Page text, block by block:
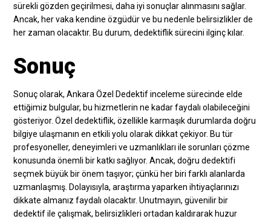
sürekli gözden geçirilmesi, daha iyi sonuçlar alınmasını sağlar.
Ancak, her vaka kendine özgüdür ve bu nedenle belirsizlikler de
her zaman olacaktır. Bu durum, dedektiflik sürecini ilginç kılar.
Sonuç
Sonuç olarak, Ankara Özel Dedektif inceleme sürecinde elde
ettiğimiz bulgular, bu hizmetlerin ne kadar faydalı olabileceğini
gösteriyor. Özel dedektiflik, özellikle karmaşık durumlarda doğru
bilgiye ulaşmanın en etkili yolu olarak dikkat çekiyor. Bu tür
profesyoneller, deneyimleri ve uzmanlıkları ile sorunları çözme
konusunda önemli bir katkı sağlıyor. Ancak, doğru dedektifi
seçmek büyük bir önem taşıyor; çünkü her biri farklı alanlarda
uzmanlaşmış. Dolayısıyla, araştırma yaparken ihtiyaçlarınızı
dikkate almanız faydalı olacaktır. Unutmayın, güvenilir bir
dedektif ile çalışmak, belirsizlikleri ortadan kaldırarak huzur